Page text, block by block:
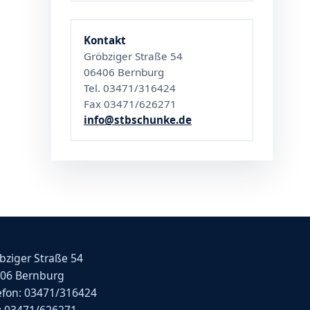
Kontakt
Gröbziger Straße 54
06406 Bernburg
Tel. 03471/316424
Fax 03471/626271
info@stbschunke.de
Straße 54
Bernburg
03471/316424